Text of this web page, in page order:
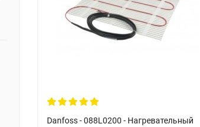
Danfoss - 088L0200 - Нагревательный